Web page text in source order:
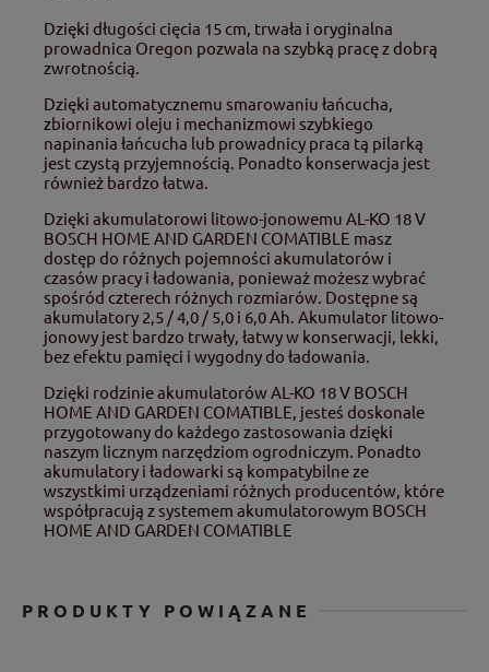
Dzięki długości cięcia 15 cm, trwała i oryginalna
prowadnica Oregon pozwala na szybką pracę z dobrą
zwrotnością.
Dzięki automatycznemu smarowaniu łańcucha,
zbiornikowi oleju i mechanizmowi szybkiego
napinania łańcucha lub prowadnicy praca tą pilarką
jest czystą przyjemnością. Ponadto konserwacja jest
również bardzo łatwa.
Dzięki akumulatorowi litowo-jonowemu AL-KO 18 V
BOSCH HOME AND GARDEN COMATIBLE masz
dostęp do różnych pojemności akumulatorów i
czasów pracy i ładowania, ponieważ możesz wybrać
spośród czterech różnych rozmiarów. Dostępne są
akumulatory 2,5 / 4,0 / 5,0 i 6,0 Ah. Akumulator litowo-
jonowy jest bardzo trwały, łatwy w konserwacji, lekki,
bez efektu pamięci i wygodny do ładowania.
Dzięki rodzinie akumulatorów AL-KO 18 V BOSCH
HOME AND GARDEN COMATIBLE, jesteś doskonale
przygotowany do każdego zastosowania dzięki
naszym licznym narzędziom ogrodniczym. Ponadto
akumulatory i ładowarki są kompatybilne ze
wszystkimi urządzeniami różnych producentów, które
współpracują z systemem akumulatorowym BOSCH
HOME AND GARDEN COMATIBLE
PRODUKTY POWIĄZANE